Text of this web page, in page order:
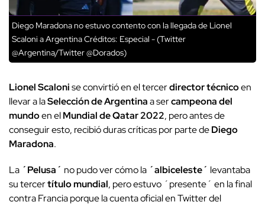
Diego Maradona no estuvo contento con la llegada de Lionel
Scaloni a ArgentinaCréditos: Especial - (Twitter
@Argentina/Twitter @Dorados)
Lionel Scalonise convirtió en el tercerdirector técnicoen
llevar a laSelección de Argentinaa sercampeona del
mundoen elMundial de Qatar 2022, pero antes de
conseguir esto, recibió duras críticas por parte deDiego
Maradona.
La ´Pelusa´ no pudo ver cómo la ´albiceleste´ levantaba
su tercertítulo mundial, pero estuvo ´presente´ en la final
contra Francia porque la cuenta oficial en Twitter del